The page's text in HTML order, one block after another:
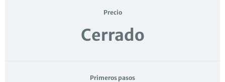
Precio
Cerrado
Primeros pasos